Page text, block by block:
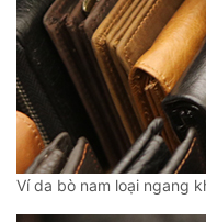
Ví da bò nam loại ngang